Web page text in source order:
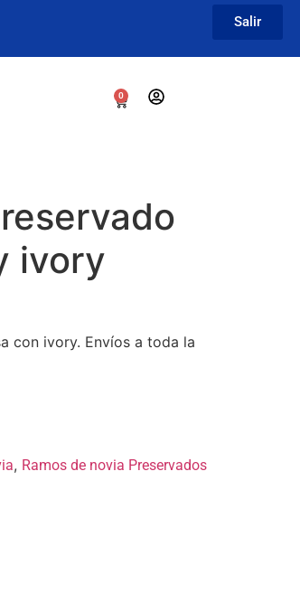
Salir
0
ivory
con ivory. Envíos a toda la
, Ramos de novia Preservados